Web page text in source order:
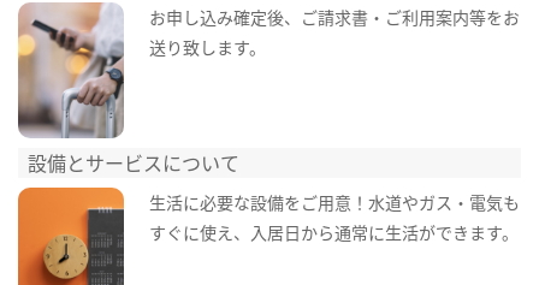
お申し込み確定後、ご請求書・ご利用案内等をお
送り致します。
設備とサービスについて
生活に必要な設備をご用意！水道やガス・電気も
すぐに使え、入居日から通常に生活ができます。